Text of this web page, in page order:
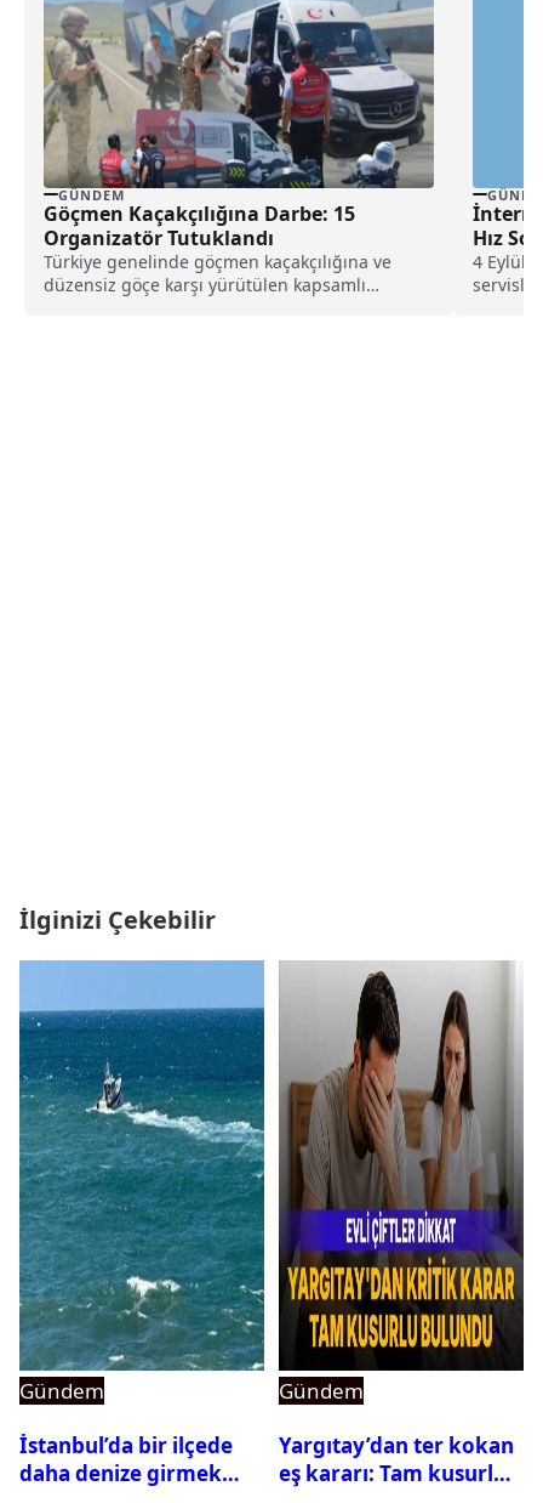
GÜNDEM
Göçmen Kaçakçılığına Darbe: 15
Organizatör Tutuklandı
Türkiye genelinde göçmen kaçakçılığına ve
düzensiz göçe karşı yürütülen kapsamlı
Hız
4 Eylül
İlginizi Çekebilir
Gündem
İstanbul’da bir ilçede
daha denize girmek
Gündem
Yargıtay’dan ter kokan
eş kararı: Tam kusurlu